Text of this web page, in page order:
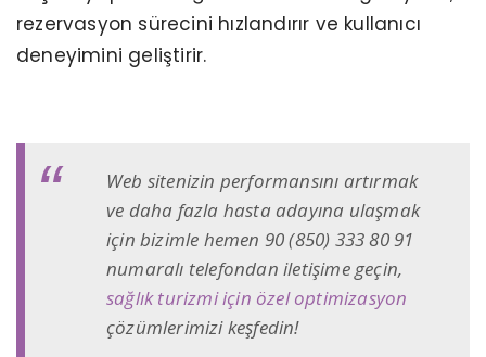
rezervasyon sürecini hızlandırır ve kullanıcı
deneyimini geliştirir.
Web sitenizin performansını artırmak
ve daha fazla hasta adayına ulaşmak
için bizimle hemen 90 (850) 333 80 91
numaralı telefondan iletişime geçin,
sağlık turizmi için özel optimizasyon
çözümlerimizi keşfedin!